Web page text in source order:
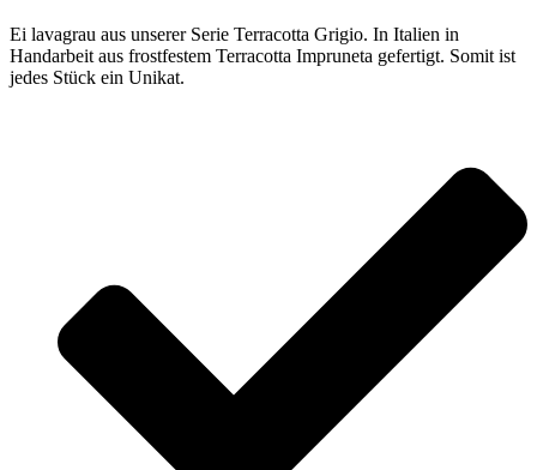
Ei lavagrau aus unserer Serie Terracotta Grigio. In Italien in
Handarbeit aus frostfestem Terracotta Impruneta gefertigt. Somit ist
jedes Stück ein Unikat.